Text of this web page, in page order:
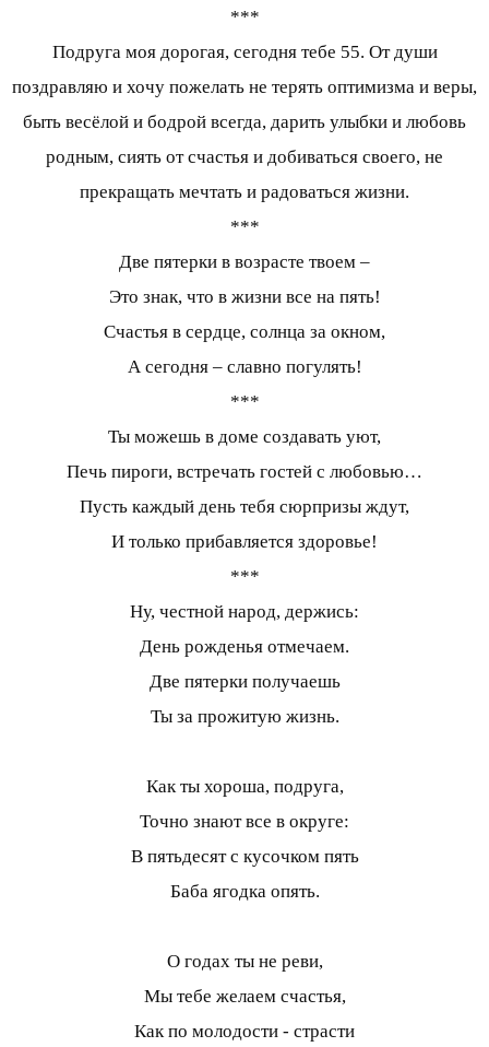
***
Подруга моя дорогая, сегодня тебе 55. От души
поздравляю и хочу пожелать не терять оптимизма и веры,
быть весёлой и бодрой всегда, дарить улыбки и любовь
родным, сиять от счастья и добиваться своего, не
прекращать мечтать и радоваться жизни.
***
Две пятерки в возрасте твоем –
Это знак, что в жизни все на пять!
Счастья в сердце, солнца за окном,
А сегодня – славно погулять!
***
Ты можешь в доме создавать уют,
Печь пироги, встречать гостей с любовью…
Пусть каждый день тебя сюрпризы ждут,
И только прибавляется здоровье!
***
Ну, честной народ, держись:
День рожденья отмечаем.
Две пятерки получаешь
Ты за прожитую жизнь.
Как ты хороша, подруга,
Точно знают все в округе:
В пятьдесят с кусочком пять
Баба ягодка опять.
О годах ты не реви,
Мы тебе желаем счастья,
Как по молодости - страсти